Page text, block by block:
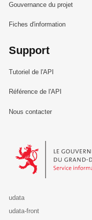
Gouvernance du projet
Fiches d'information
Support
Tutoriel de l'API
Référence de l'API
Nous contacter
Le Gouvernement du
udata
udata-front